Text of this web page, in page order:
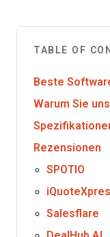
TABLE OF
Beste
Warum Sie
Rezensionen
SPOTIO
Salesflare